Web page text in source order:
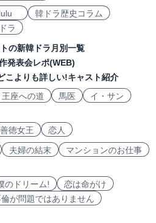
韓ドラ歴史コラム
ラ
の新韓ドラ月別一覧
発表会レポ(WEB)
こよりも詳しい!キャスト紹介
座への道 馬医
イ・サン
善徳女王 恋人
夫婦の結末
マンションのお仕事
のドリーム!
恋は命がけ
が問題ではありません